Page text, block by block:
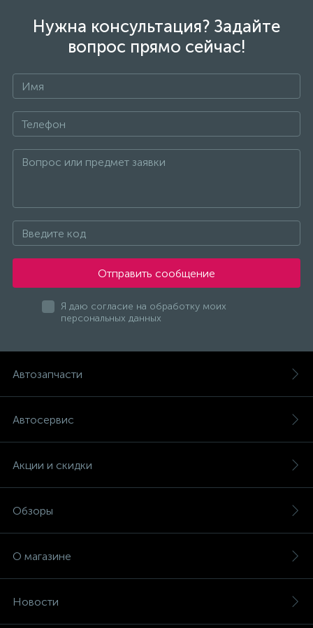
Нужна консультация? Задайте
вопрос прямо сейчас!
Отправить сообщение
Я даю согласие на обработку моих
персональных данных
Автозапчасти
Автосервис
Акции и скидки
Обзоры
О магазине
Новости